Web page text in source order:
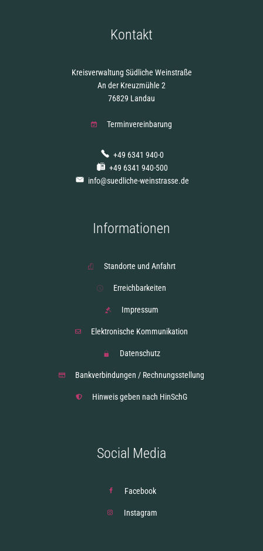
Kontakt
Kreisverwaltung Südliche Weinstraße
An der Kreuzmühle 2
76829 Landau
Terminvereinbarung
+49 6341 940-0
+49 6341 940-500
info@suedliche-weinstrasse.de
Informationen
Standorte und Anfahrt
Erreichbarkeiten
Impressum
Elektronische Kommunikation
Datenschutz
Bankverbindungen / Rechnungsstellung
Hinweis geben nach HinSchG
Social Media
Facebook
Instagram